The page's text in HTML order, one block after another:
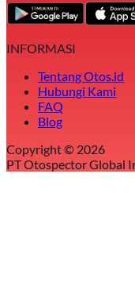
INFORMASI
Tentang Otos.id
Hubungi Kami
FAQ
Blog
Copyright © 2026
PT Otospector Global